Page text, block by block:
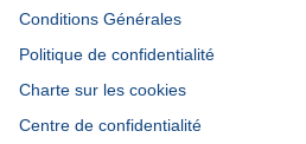
Conditions Générales
Politique de confidentialité
Charte sur les cookies
Centre de confidentialité